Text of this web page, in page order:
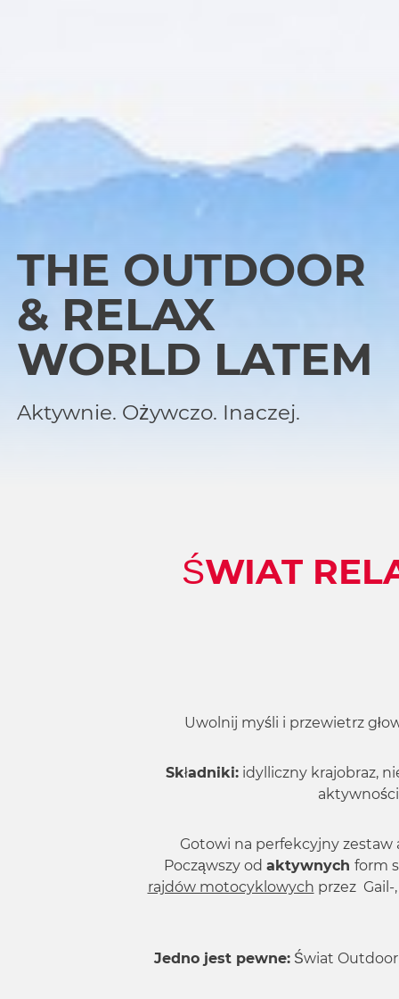
THE OUTDOOR
& RELAX
WORLD LATEM
Aktywnie. Ożywczo. Inaczej.
ŚWIAT
Uwolnij myśli i przewietrz
Składniki:idylliczny krajobraz,
Gotowi na perfekcyjny
Począwszy od aktywnych form
rajdów motocyklowych przez Gail-
Jedno jest pewne: Świat